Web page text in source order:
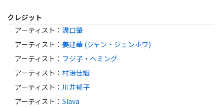
クレジット
アーティスト ： 溝口肇
アーティスト ： 姜建華 (ジャン・ジェンホワ)
アーティスト ： フジ子・ヘミング
アーティスト ： 村治佳織
アーティスト ： 川井郁子
アーティスト ： Slava